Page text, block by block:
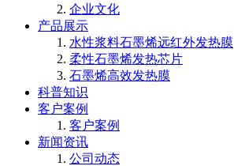
企业文化
产品展示
水性浆料石墨烯远红外发热膜
柔性石墨烯发热芯片
石墨烯高效发热膜
科普知识
客户案例
客户案例
新闻资讯
公司动态